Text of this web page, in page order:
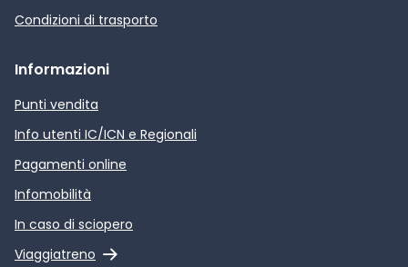
Condizioni di trasporto
Informazioni
Punti vendita
Info utenti IC/ICN e Regionali
Pagamenti online
Infomobilità
In caso di sciopero
Viaggiatreno
Link esterno